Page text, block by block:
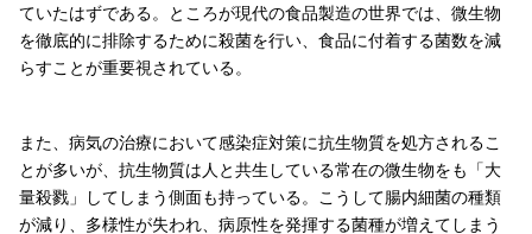
ていたはずである。ところが現代の食品製造の世界では、微生物
を徹底的に排除するために殺菌を行い、食品に付着する菌数を減
らすことが重要視されている。
また、病気の治療において感染症対策に抗生物質を処方されるこ
とが多いが、抗生物質は人と共生している常在の微生物をも「大
量殺戮」してしまう側面も持っている。こうして腸内細菌の種類
が減り、多様性が失われ、病原性を発揮する菌種が増えてしまう